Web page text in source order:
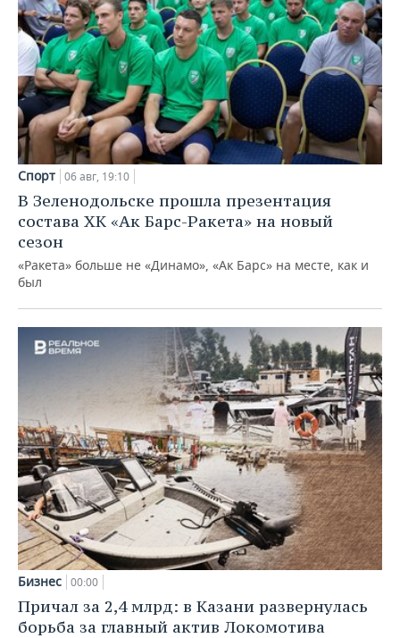
Спорт 06 авг, 19:10
В Зеленодольске прошла презентация
состава ХК «Ак Барс-Ракета» на новый
сезон
«Ракета» больше не «Динамо», «Ак Барс» на месте, как и
был
Бизнес 00:00
Причал за 2,4 млрд: в Казани развернулась
борьба за главный актив Локомотива